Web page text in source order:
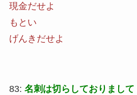
現金だせよ
もとい
げんきだせよ
83: 名刺は切らしておりまして